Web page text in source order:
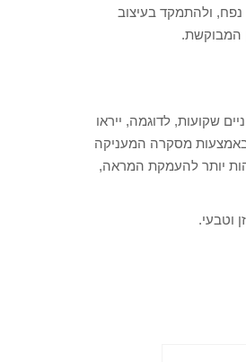
נפח, ולהתמקד בעיצוב
המבוקשת.
שקועות, לדוגמה, ייראו
באמצעות מסקרה המעניקה
יותר להעמקת המראה,
וטבעי.